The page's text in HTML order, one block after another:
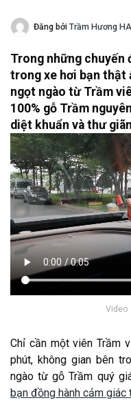
Đăng bởi Trầm Hương
Trong những chuyến
trong xe hơi bạn thật
ngọt ngào từ Trầm
100% gỗ Trầm
diệt khuẩn và thư
Video
Chỉ cần một viên Trầm
phút, không gian bên
ngào từ gỗ Trầm quý
bạn đồng hành cảm giác